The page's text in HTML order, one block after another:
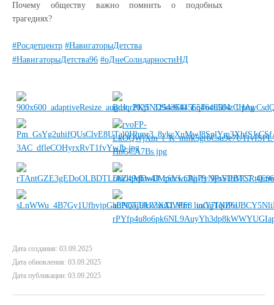
Почему обществу важно помнить о подобных
трагедиях?
#Росдетцентр #НавигаторыДетства
#НавигаторыДетства96 #оДнеСолидарностиНД
Дата создания: 03.09.2025
Дата обновления: 03.09.2025
Дата публикации: 03.09.2025